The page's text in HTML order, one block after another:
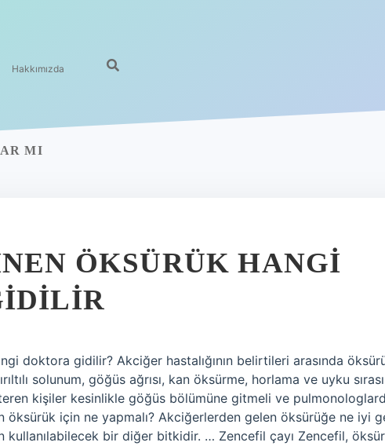
Hakkımızda
MI
ÖKSÜRÜK HANGI
doktora gidilir? Akciğer hastalığının belirtileri arasında
solunum, göğüs ağrısı, kan öksürme, horlama ve uyku
kişiler kesinlikle göğüs bölümüne gitmeli ve
öksürük için ne yapmalı? Akciğerlerden gelen öksürüğe ne iyi
kullanılabilecek bir diğer bitkidir. … Zencefil çayı Zencefil,